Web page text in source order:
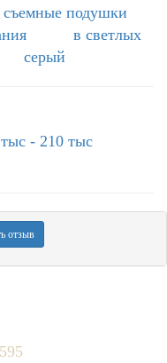
съемные подушки
в светлых
серый
- 210 тыс
отзыв